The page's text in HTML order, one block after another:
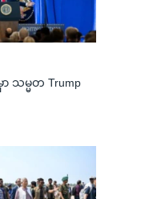
ာ သမ္မတ Trump